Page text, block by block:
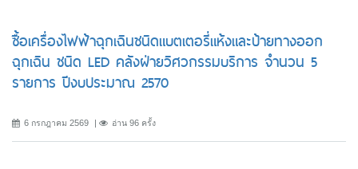
ซื้อเครื่องไฟฟ้าฉุกเฉินชนิดแบตเตอรี่แห้งและป้ายทางออก
ฉุกเฉิน ชนิด LED คลังฝ่ายวิศวกรรมบริการ จำนวน 5
รายการ ปีงบประมาณ 2570
6 กรกฎาคม 2569 อ่าน 96 ครั้ง